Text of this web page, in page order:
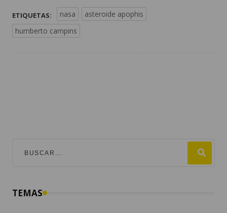
ETIQUETAS: nasa
asteroide apophis
humberto campins
mundial 2026